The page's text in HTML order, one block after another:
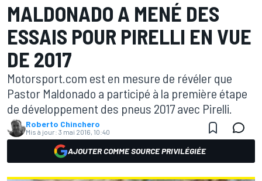
MALDONADO A MENÉ DES
ESSAIS POUR PIRELLI EN VUE
DE 2017
Motorsport.com est en mesure de révéler que
Pastor Maldonado a participé à la première étape
de développement des pneus 2017 avec Pirelli.
Roberto Chinchero
Mis à jour: 3 mai 2016, 10:40
AJOUTER COMME SOURCE PRIVILÉGIÉE